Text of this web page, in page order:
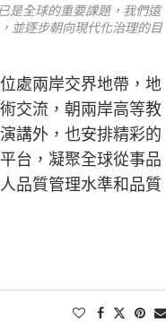
是全球的重要課題，我們遠
並逐步朝向現代化治理的目
處兩岸交界地帶，地
交流，朝兩岸高等教
講外，也安排精彩的
台，凝聚全球從事品
品質管理水準和品質